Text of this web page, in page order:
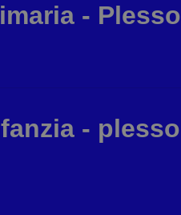
- Plesso
- plesso